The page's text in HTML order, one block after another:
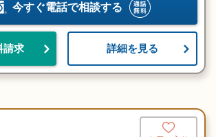
今すぐ電話で相談する
請求 詳細を見る